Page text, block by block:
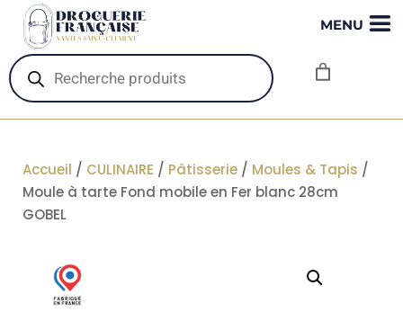
Recherche
de
produits
Accueil / CULINAIRE / Pâtisserie/ Moules & Tapis /
Moule à tarte Fond mobile en Fer blanc 28cm
GOBEL
MENU